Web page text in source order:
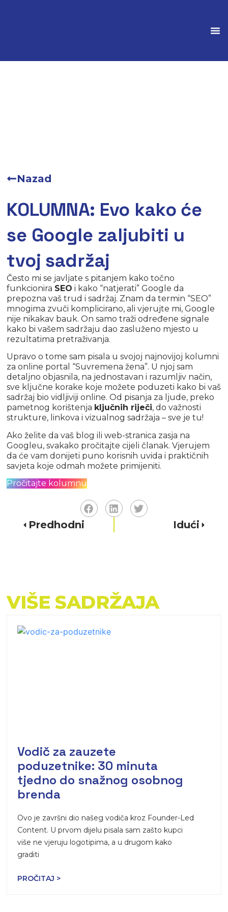
Nazad
KOLUMNA: Evo kako će
se Google zaljubiti u
tvoj sadržaj
Često mi se javljate s pitanjem kako točno
funkcionira SEO i kako “natjerati” Google da
prepozna vaš trud i sadržaj. Znam da termin “SEO”
mnogima zvuči komplicirano, ali vjerujte mi, Google
nije nikakav bauk. On samo traži određene signale
kako bi vašem sadržaju dao zasluženo mjesto u
rezultatima pretraživanja.
Upravo o tome sam pisala u svojoj najnovijoj kolumni
za online portal “Suvremena žena”. U njoj sam
detaljno objasnila, na jednostavan i razumljiv način,
sve ključne korake koje možete poduzeti kako bi vaš
sadržaj bio vidljiviji online. Od pisanja za ljude, preko
pametnog korištenja ključnih riječi, do važnosti
strukture, linkova i vizualnog sadržaja – sve je tu!
Ako želite da vaš blog ili web-stranica zasja na
Googleu, svakako pročitajte cijeli članak. Vjerujem
da će vam donijeti puno korisnih uvida i praktičnih
savjeta koje odmah možete primijeniti.
Pročitajte kolumnu
Predhodni Idući
VIŠE SADRŽAJA
Vodič za zauzete
poduzetnike: 30 minuta
tjedno do snažnog osobnog
brenda
Ovo je završni dio našeg vodiča kroz Founder-Led
Content. U prvom dijelu pisala sam zašto kupci
više ne vjeruju logotipima, a u drugom kako
graditi
PROČITAJ >